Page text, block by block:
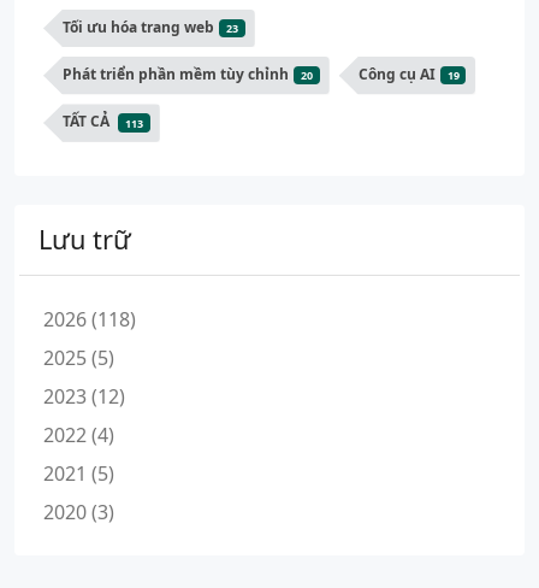
Tối ưu hóa trang web 23
Phát triển phần mềm tùy chỉnh 20 Công cụ AI 19
TẤT CẢ 113
Lưu trữ
2026 (118)
2025 (5)
2023 (12)
2022 (4)
2021 (5)
2020 (3)